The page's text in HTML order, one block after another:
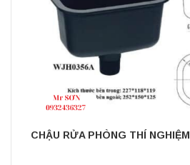
CHẬU RỬA PHÒNG THÍ